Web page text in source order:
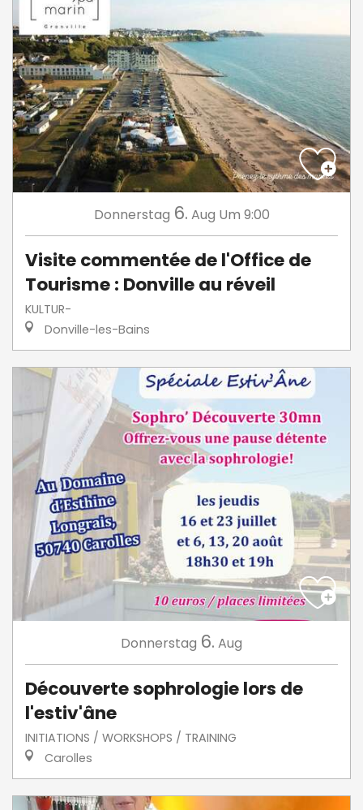
Donnerstag 6. Aug Um 9:00
Visite commentée de l'Office de
Tourisme : Donville au réveil
KULTUR-
Donville-les-Bains
Donnerstag 6. Aug
Découverte sophrologie lors de
l'estiv'âne
INITIATIONS / WORKSHOPS / TRAINING
Carolles